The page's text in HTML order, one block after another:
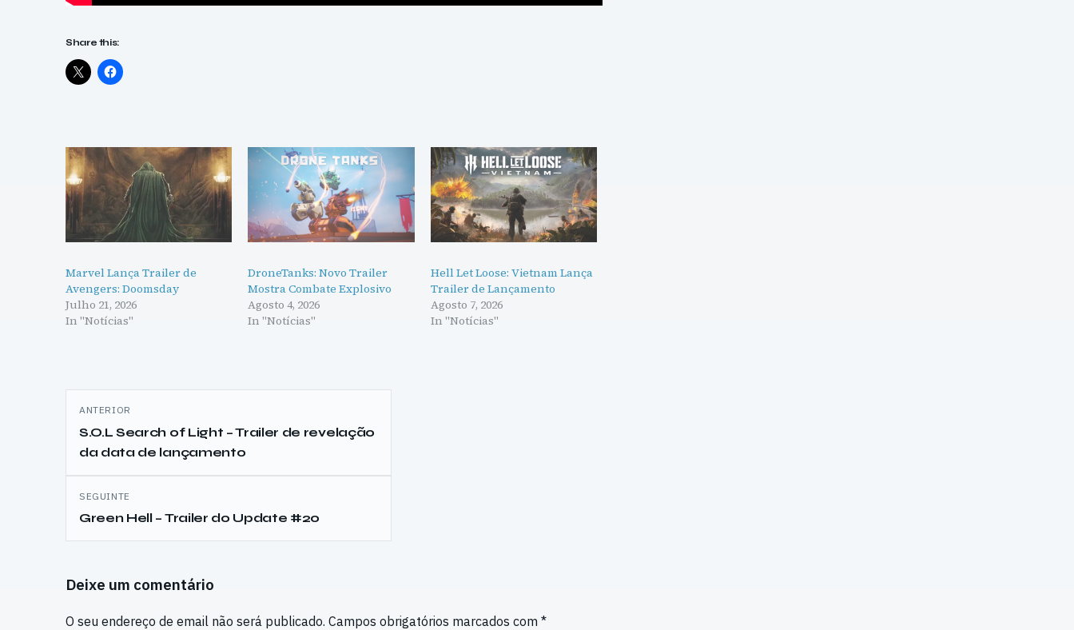
Share this:
Marvel Lança Trailer de
Avengers: Doomsday
Julho 21, 2026
In "Notícias"
DroneTanks: Novo Trailer
Mostra Combate Explosivo
Agosto 4, 2026
In "Notícias"
Hell Let Loose: Vietnam Lança
Trailer de Lançamento
Agosto 7, 2026
In "Notícias"
Navegação
de
artigos
ANTERIOR
S.O.L Search of Light – Trailer de revelação
da data de lançamento
SEGUINTE
Green Hell – Trailer do Update #20
Deixe um comentário
O seu endereço de email não será publicado. Campos obrigatórios marcados com *